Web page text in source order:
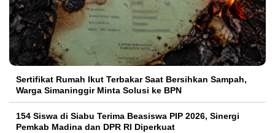
Sertifikat Rumah Ikut Terbakar Saat Bersihkan Sampah,
Warga Simaninggir Minta Solusi ke BPN
154 Siswa di Siabu Terima Beasiswa PIP 2026, Sinergi
Pemkab Madina dan DPR RI Diperkuat